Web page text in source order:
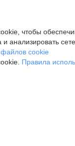
чтобы
анализировать
cookie
Правила